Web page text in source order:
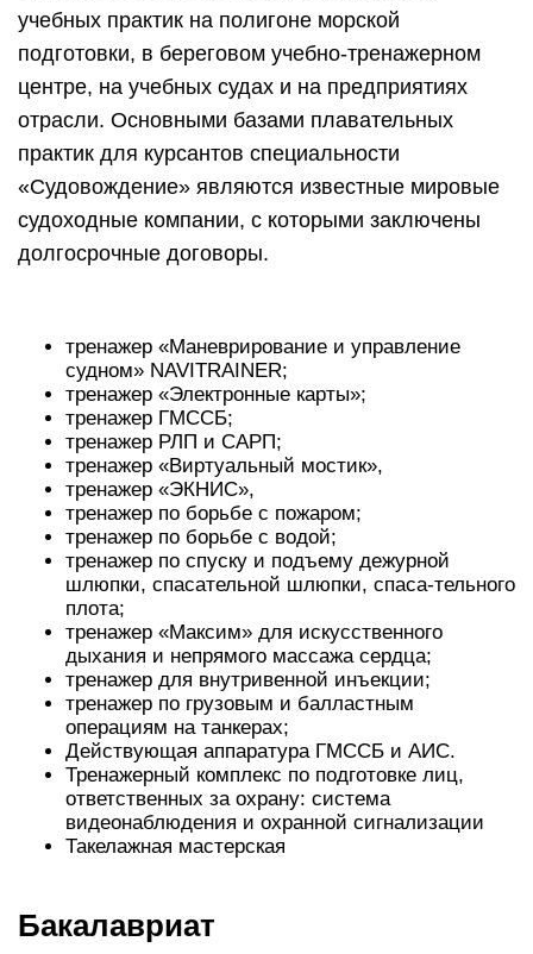
учебных практик на полигоне морской
подготовки, в береговом учебно-тренажерном
центре, на учебных судах и на предприятиях
отрасли. Основными базами плавательных
практик для курсантов специальности
«Судовождение» являются известные мировые
судоходные компании, с которыми заключены
долгосрочные договоры.
тренажер «Маневрирование и управление
судном» NAVITRAINER;
тренажер «Электронные карты»;
тренажер ГМССБ;
тренажер РЛП и САРП;
тренажер «Виртуальный мостик»,
тренажер «ЭКНИС»,
тренажер по борьбе с пожаром;
тренажер по борьбе с водой;
тренажер по спуску и подъему дежурной
шлюпки, спасательной шлюпки, спаса-тельного
плота;
тренажер «Максим» для искусственного
дыхания и непрямого массажа сердца;
тренажер для внутривенной инъекции;
тренажер по грузовым и балластным
операциям на танкерах;
Действующая аппаратура ГМССБ и АИС.
Тренажерный комплекс по подготовке лиц,
ответственных за охрану: система
видеонаблюдения и охранной сигнализации
Такелажная мастерская
Бакалавриат